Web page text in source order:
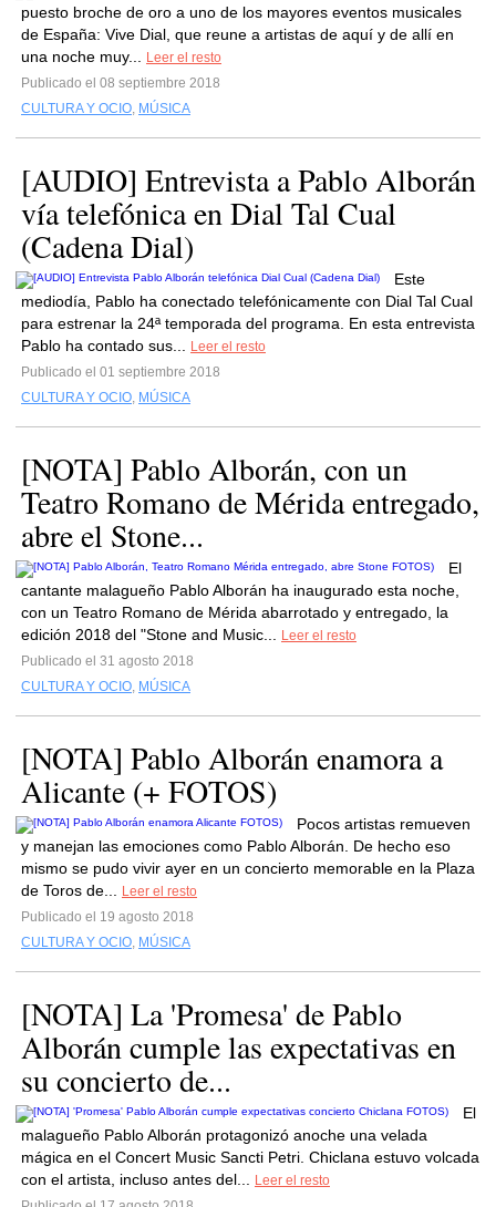
puesto broche de oro a uno de los mayores eventos musicales
de España: Vive Dial, que reune a artistas de aquí y de allí en
una noche muy...
Leer el resto
Publicado el 08 septiembre 2018
CULTURA Y OCIO, MÚSICA
[AUDIO] Entrevista a Pablo Alborán
vía telefónica en Dial Tal Cual
(Cadena Dial)
Este
mediodía, Pablo ha conectado telefónicamente con Dial Tal Cual
para estrenar la 24ª temporada del programa. En esta entrevista
Pablo ha contado sus...
Leer el resto
Publicado el 01 septiembre 2018
CULTURA Y OCIO, MÚSICA
[NOTA] Pablo Alborán, con un
Teatro Romano de Mérida entregado,
abre el Stone...
El
cantante malagueño Pablo Alborán ha inaugurado esta noche,
con un Teatro Romano de Mérida abarrotado y entregado, la
edición 2018 del "Stone and Music...
Leer el resto
Publicado el 31 agosto 2018
CULTURA Y OCIO, MÚSICA
[NOTA] Pablo Alborán enamora a
Alicante (+ FOTOS)
Pocos artistas remueven
y manejan las emociones como Pablo Alborán. De hecho eso
mismo se pudo vivir ayer en un concierto memorable en la Plaza
de Toros de...
Leer el resto
Publicado el 19 agosto 2018
CULTURA Y OCIO, MÚSICA
[NOTA] La 'Promesa' de Pablo
Alborán cumple las expectativas en
su concierto de...
El
malagueño Pablo Alborán protagonizó anoche una velada
mágica en el Concert Music Sancti Petri. Chiclana estuvo volcada
con el artista, incluso antes del...
Leer el resto